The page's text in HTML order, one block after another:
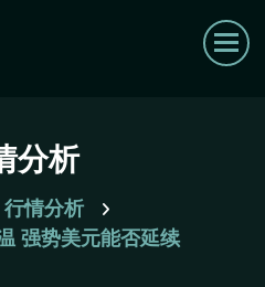
分析
行情分析
强势美元能否延续